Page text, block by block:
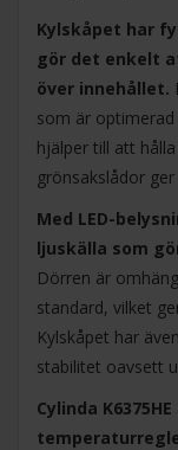
Kylskåpet har
gör det enkelt
över innehållet.
som är
hjälper till att
grönsakslådor
Med LED-
ljuskälla som
Dörren är
standard, vilket
Kylskåpet har
stabilitet oavsett
Cylinda